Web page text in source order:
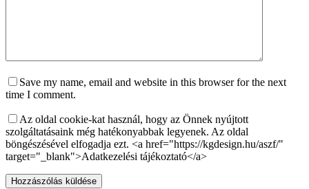
Save my name, email and website in this browser for the next
time I comment.
Az oldal cookie-kat használ, hogy az Önnek nyújtott
szolgáltatásaink még hatékonyabbak legyenek. Az oldal
böngészésével elfogadja ezt. <a href="https://kgdesign.hu/aszf/"
target="_blank">Adatkezelési tájékoztató</a>
Hozzászólás küldése